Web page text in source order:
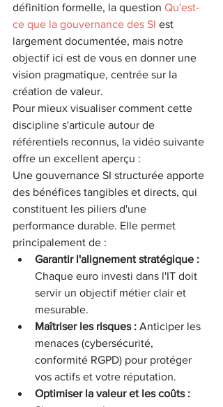
définition formelle, la question Qu'est-
ce que la gouvernance des SI est
largement documentée, mais notre
objectif ici est de vous en donner une
vision pragmatique, centrée sur la
création de valeur.
Pour mieux visualiser comment cette
discipline s'articule autour de
référentiels reconnus, la vidéo suivante
offre un excellent aperçu :
Une gouvernance SI structurée apporte
des bénéfices tangibles et directs, qui
constituent les piliers d'une
performance durable. Elle permet
principalement de :
Garantir l'alignement stratégique :
Chaque euro investi dans l'IT doit
servir un objectif métier clair et
mesurable.
Maîtriser les risques : Anticiper les
menaces (cybersécurité,
conformité RGPD) pour protéger
vos actifs et votre réputation.
Optimiser la valeur et les coûts :